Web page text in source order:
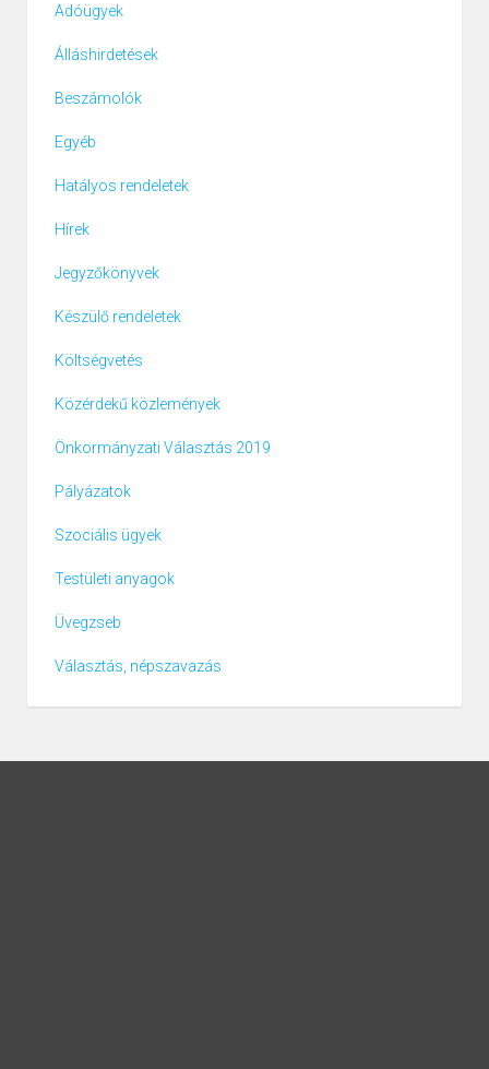
Adóügyek
Álláshirdetések
Beszámolók
Egyéb
Hatályos rendeletek
Hírek
Jegyzőkönyvek
Készülő rendeletek
Költségvetés
Közérdekű közlemények
Önkormányzati Választás 2019
Pályázatok
Szociális ügyek
Testületi anyagok
Üvegzseb
Választás, népszavazás